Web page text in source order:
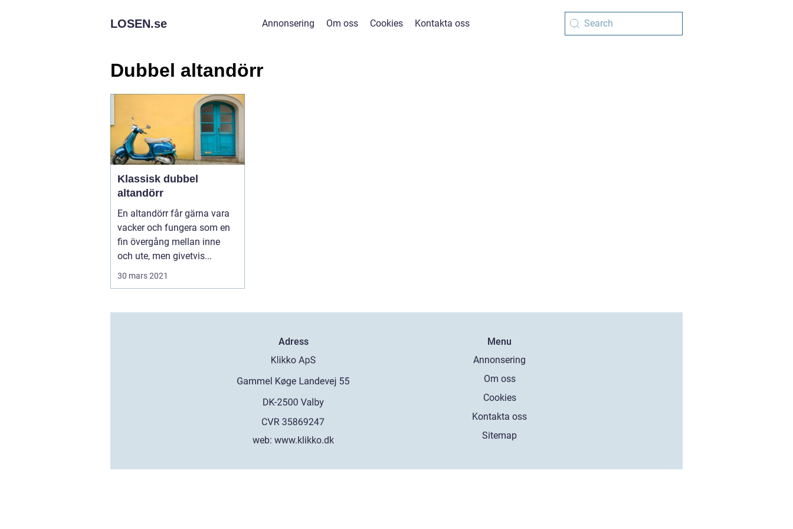
LOSEN.se Annonsering Om oss Cookies Kontakta oss
Dubbel altandörr
Klassisk dubbel
altandörr
En altandörr får gärna vara
vacker och fungera som en
fin övergång mellan inne
och ute, men givetvis...
30 mars 2021
Adress
web:www.klikko.dk
Menu
Annonsering
Om oss
Cookies
Kontakta oss
Sitemap